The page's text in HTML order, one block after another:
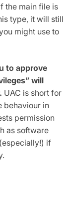
the main file is
type, it will still
might use to
to approve
will
UAC is short for
behaviour in
permission
as software
if